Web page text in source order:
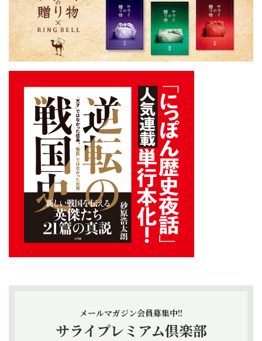
メールマガジン会員募集中!!
サライプレミアム倶楽部